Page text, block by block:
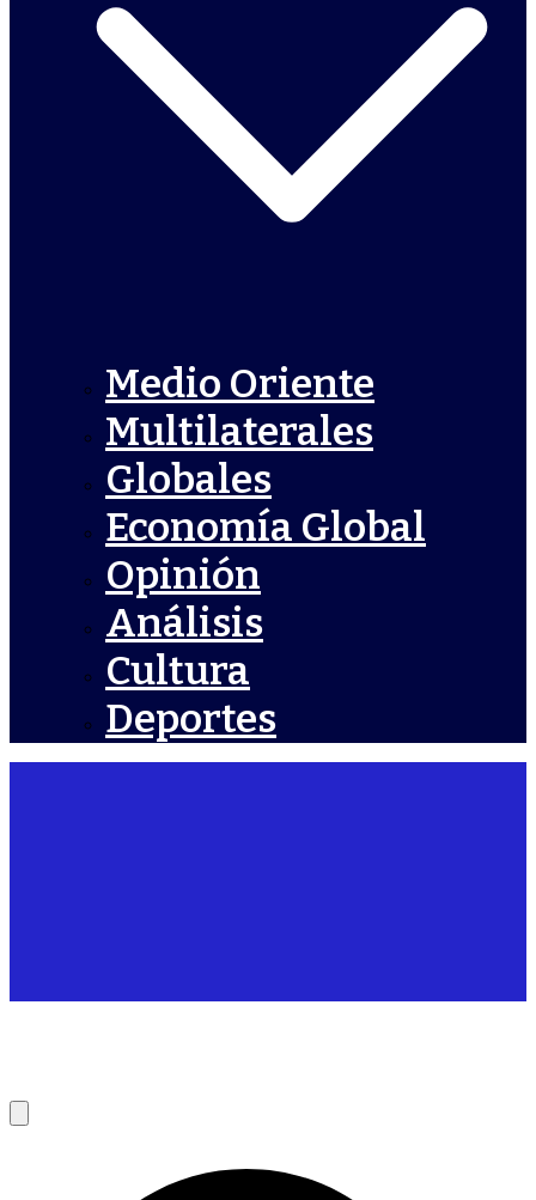
Medio Oriente
Multilaterales
Globales
Economía Global
Opinión
Análisis
Cultura
Deportes